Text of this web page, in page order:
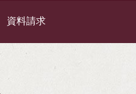
資料請求